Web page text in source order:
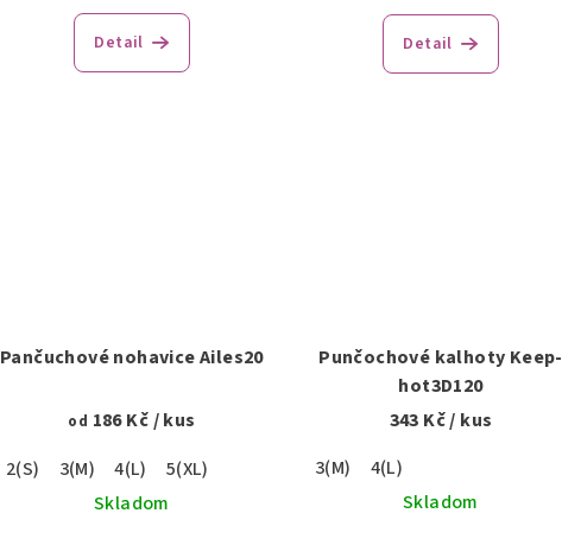
Detail Detail
Pančuchové nohavice Ailes20
od 186 Kč/ kus
2(S)
3(M) 4(L)
5(XL)
Skladom
Punčochové kalhoty Keep-
hot3D120
343 Kč/ kus
3(M)
4(L)
Skladom